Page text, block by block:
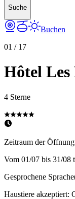
Suche
Buchen
01 / 17
Hôtel Les
4 Sterne
Zeitraum der Öffnung
Vom 01/07 bis 31/08
Gesprochene
Haustiere akzeptiert: